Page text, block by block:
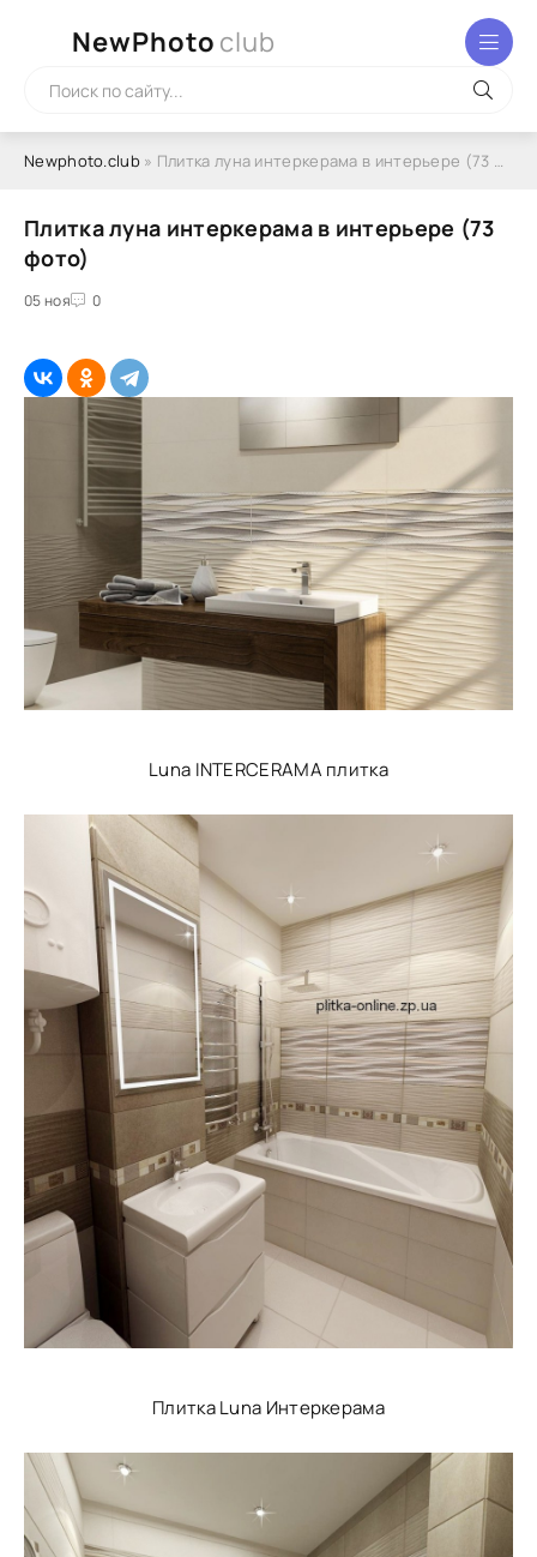
NewPhoto club
Newphoto.club» Плитка луна интеркерама в интерьере (73 фото)
Плитка луна интеркерама в интерьере (73
фото)
05 ноя 0
Luna INTERCERAMA плитка
Плитка Luna Интеркерама